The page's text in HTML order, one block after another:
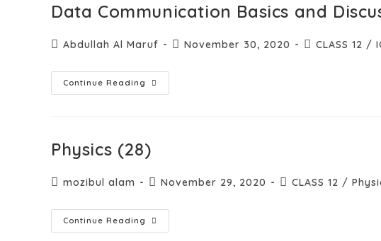
Data Communication Basics and
Abdullah Al Maruf November 30, 2020 CLASS 12 /
Continue Reading
Physics (28)
mozibul alam November 29, 2020 CLASS 12 /
Continue Reading